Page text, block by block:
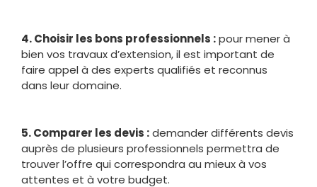
4. Choisir les bons professionnels :pour mener à
bien vos travaux d’extension, il est important de
faire appel à des experts qualifiés et reconnus
dans leur domaine.
5. Comparer les devis :demander différents devis
auprès de plusieurs professionnels permettra de
trouver l’offre qui correspondra au mieux à vos
attentes et à votre budget.